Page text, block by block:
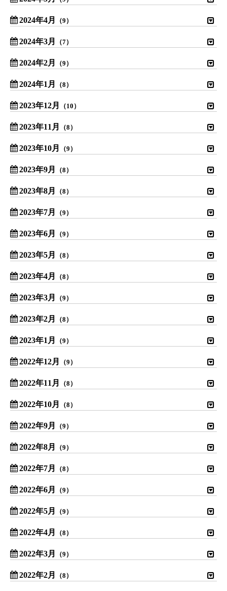
2024年4月 （9）
2024年3月 （7）
2024年2月 （9）
2024年1月 （8）
2023年12月 （10）
2023年11月 （8）
2023年10月 （9）
2023年9月 （8）
2023年8月 （8）
2023年7月 （9）
2023年6月 （9）
2023年5月 （8）
2023年4月 （8）
2023年3月 （9）
2023年2月 （8）
2023年1月 （9）
2022年12月 （9）
2022年11月 （8）
2022年10月 （8）
2022年9月 （9）
2022年8月 （9）
2022年7月 （8）
2022年6月 （9）
2022年5月 （9）
2022年4月 （8）
2022年3月 （9）
2022年2月 （8）